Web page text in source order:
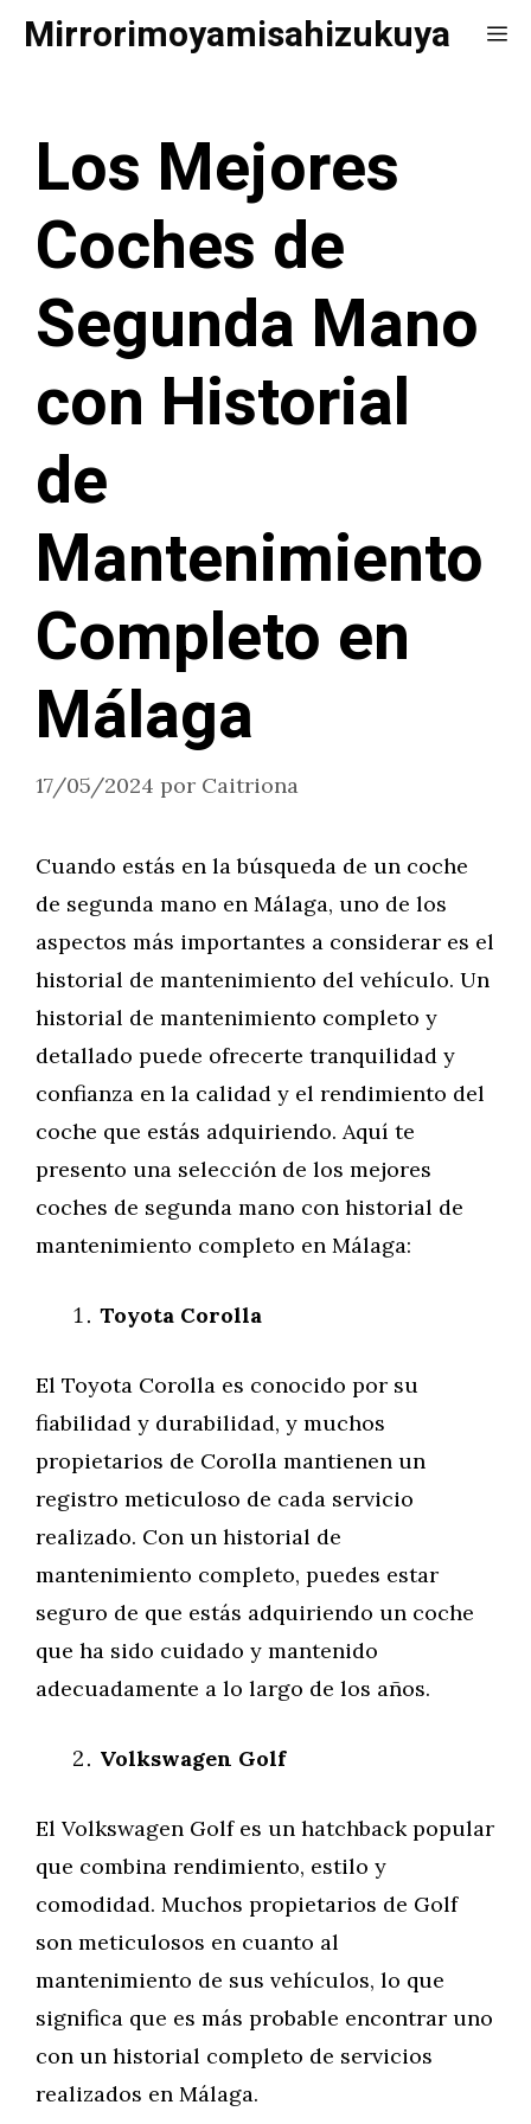
Saltar
Mirrorimoyamisahizukuya
Los Mejores
Coches de
Segunda Mano
con Historial
de
Mantenimiento
Completo en
Málaga
17/05/2024 por Caitriona
Cuando estás en la búsqueda de un coche
de segunda mano en Málaga, uno de los
aspectos más importantes a considerar es el
historial de mantenimiento del vehículo. Un
historial de mantenimiento completo y
detallado puede ofrecerte tranquilidad y
confianza en la calidad y el rendimiento del
coche que estás adquiriendo. Aquí te
presento una selección de los mejores
coches de segunda mano con historial de
mantenimiento completo en Málaga:
Toyota Corolla
El Toyota Corolla es conocido por su
fiabilidad y durabilidad, y muchos
propietarios de Corolla mantienen un
registro meticuloso de cada servicio
realizado. Con un historial de
mantenimiento completo, puedes estar
seguro de que estás adquiriendo un coche
que ha sido cuidado y mantenido
adecuadamente a lo largo de los años.
Volkswagen Golf
El Volkswagen Golf es un hatchback popular
que combina rendimiento, estilo y
comodidad. Muchos propietarios de Golf
son meticulosos en cuanto al
mantenimiento de sus vehículos, lo que
significa que es más probable encontrar uno
con un historial completo de servicios
realizados en Málaga.